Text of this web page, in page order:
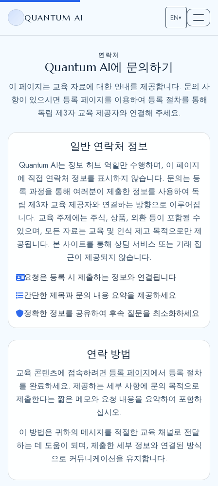
QUANTUM AI EN▾
연락처
Quantum AI에 문의하기
이 페이지는 교육 자료에 대한 안내를 제공합니다. 문의 사
항이 있으시면 등록 페이지를 이용하여 등록 절차를 통해
독립 제3자 교육 제공자와 연결해 주세요.
일반 연락처 정보
Quantum AI는 정보 허브 역할만 수행하며, 이 페이지
에 직접 연락처 정보를 표시하지 않습니다. 문의는 등
록 과정을 통해 여러분이 제출한 정보를 사용하여 독
립 제3자 교육 제공자와 연결하는 방향으로 이루어집
니다. 교육 주제에는 주식, 상품, 외환 등이 포함될 수
있으며, 모든 자료는 교육 및 인식 제고 목적으로만 제
공됩니다. 본 사이트를 통해 상담 서비스 또는 거래 접
근이 제공되지 않습니다.
요청은 등록 시 제출하는 정보와 연결됩니다
간단한 제목과 문의 내용 요약을 제공하세요
정확한 정보를 공유하여 후속 질문을 최소화하세요
연락 방법
교육 콘텐츠에 접속하려면 등록 페이지에서 등록 절차
를 완료하세요. 제공하는 세부 사항에 문의 목적으로
제출한다는 짧은 메모와 요청 내용을 요약하여 포함하
십시오.
이 방법은 귀하의 메시지를 적절한 교육 채널로 전달
하는 데 도움이 되며, 제출한 세부 정보와 연결된 방식
으로 커뮤니케이션을 유지합니다.